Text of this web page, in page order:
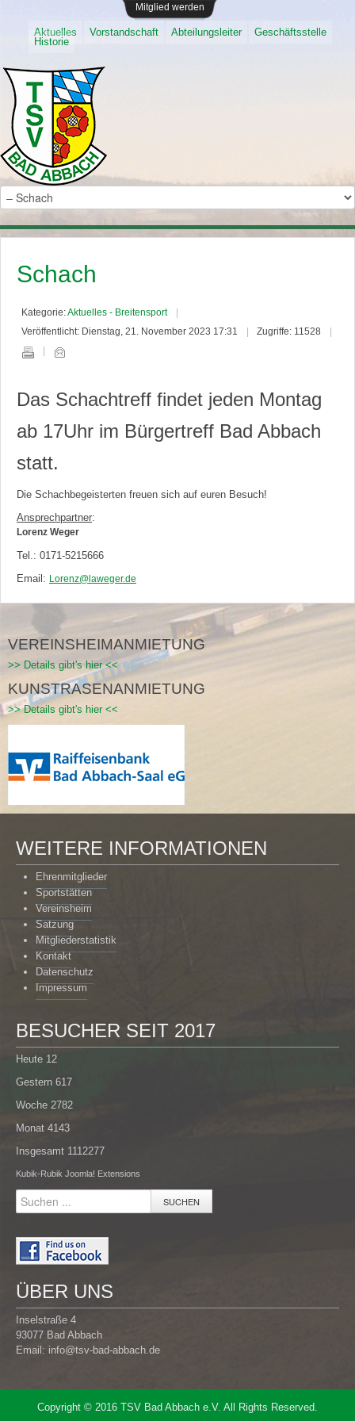
Mitglied werden
Aktuelles Vorstandschaft Abteilungsleiter
Geschäftsstelle
Historie
Schach
Kategorie:Aktuelles - Breitensport
Veröffentlicht: Dienstag, 21. November 2023 17:31
Zugriffe: 11528
Das Schachtreff findet jeden Montag
ab 17Uhr im Bürgertreff Bad Abbach
statt.
Die Schachbegeisterten freuen sich auf euren Besuch!
Ansprechpartner:
Lorenz Weger
Tel.: 0171-5215666
Email: Lorenz@laweger.de
VEREINSHEIMANMIETUNG
>> Details gibt's hier <<
KUNSTRASENANMIETUNG
>> Details gibt's hier <<
WEITERE INFORMATIONEN
Ehrenmitglieder
Sportstätten
Vereinsheim
Satzung
Mitgliederstatistik
Kontakt
Datenschutz
Impressum
BESUCHER SEIT 2017
Heute 12
Gestern 617
Woche 2782
Monat 4143
Insgesamt 1112277
Kubik-Rubik Joomla! Extensions
SUCHEN
ÜBER UNS
Inselstraße 4
93077 Bad Abbach
Email: info@tsv-bad-abbach.de
Copyright © 2016 TSV Bad Abbach e.V. All Rights Reserved.